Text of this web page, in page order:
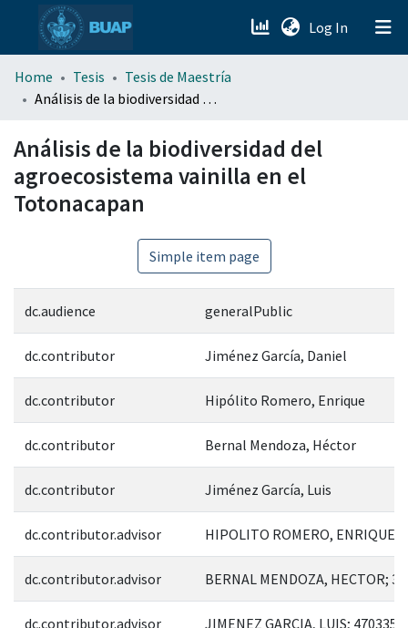
Log In (current)
menu.section.about_menu
Home Tesis
Tesis de Maestría
Análisis de la biodiversidad del agroecosistema vainilla en el Totonacapan
Análisis de la biodiversidad del
agroecosistema vainilla en el
Totonacapan
Simple item page
dc.audience generalPublic
dc.contributor Jiménez García, Daniel
dc.contributor Hipólito Romero, Enrique
dc.contributor Bernal Mendoza, Héctor
dc.contributor Jiménez García, Luis
dc.contributor.advisor HIPOLITO ROMERO, ENRIQUE;
dc.contributor.advisor BERNAL MENDOZA, HECTOR;
dc.contributor.advisor JIMENEZ GARCIA, LUIS; 470335